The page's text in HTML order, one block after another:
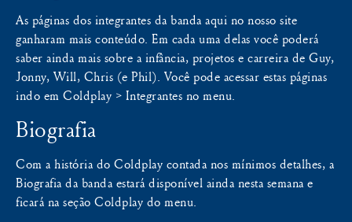
As páginas dos integrantes da banda aqui no nosso site
ganharam mais conteúdo. Em cada uma delas você poderá
saber ainda mais sobre a infância, projetos e carreira de Guy,
Jonny, Will, Chris (e Phil). Você pode acessar estas páginas
indo em Coldplay > Integrantes no menu.
Biografia
Com a história do Coldplay contada nos mínimos detalhes, a
Biografia da banda estará disponível ainda nesta semana e
ficará na seção Coldplay do menu.